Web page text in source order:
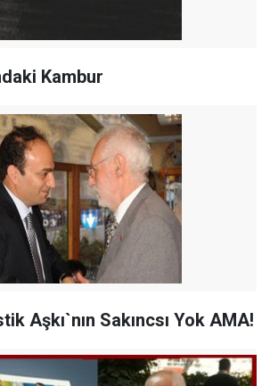
Kambur
Aşkı`nın Sakıncsı Yok AMA!